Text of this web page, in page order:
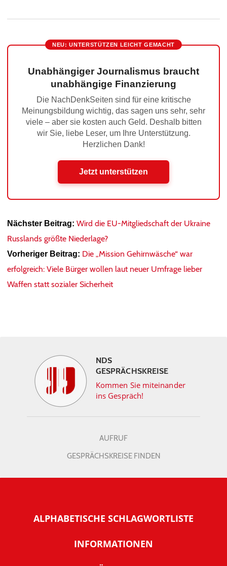
NEU: UNTERSTÜTZEN LEICHT GEMACHT
Unabhängiger Journalismus braucht
unabhängige Finanzierung
Die NachDenkSeiten sind für eine kritische
Meinungsbildung wichtig, das sagen uns sehr, sehr
viele – aber sie kosten auch Geld. Deshalb bitten
wir Sie, liebe Leser, um Ihre Unterstützung.
Herzlichen Dank!
Jetzt unterstützen
Nächster Beitrag: Wird die EU-Mitgliedschaft der Ukraine
Russlands größte Niederlage?
Vorheriger Beitrag: Die „Mission Gehirnwäsche“ war
erfolgreich: Viele Bürger wollen laut neuer Umfrage lieber
Waffen statt sozialer Sicherheit
NDS
GESPRÄCHSKREISE
Kommen Sie miteinander
ins Gespräch!
AUFRUF
GESPRÄCHSKREISE FINDEN
ALPHABETISCHE SCHLAGWORTLISTE
INFORMATIONEN
Warum NachDenkSeiten